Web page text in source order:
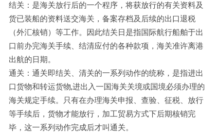
结关：是海关放行后的一个程序，将获放行的有关资料及
货已装船的资料送交海关，备案存档及后续的出口退税
（外汇核销）等工作。因此结关日是指国际航行船舶于出
口前办完海关手续、结清应付的各种款项，海关准许离港
出航的日期。
通关：通关即结关、清关的一系列动作的统称，是指进出
口货物和转运货物,进出入一国海关关境或国境必须办理的
海关规定手续。只有在办理海关申报、查验、征税、放行
等手续后，货物才能放行，加工贸易方式下后期核销完
毕，这一系列动作完成后才叫通关。